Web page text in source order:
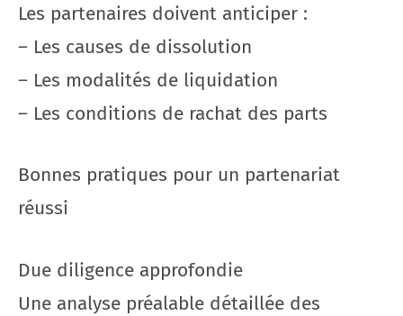
Les partenaires doivent anticiper :
– Les causes de dissolution
– Les modalités de liquidation
– Les conditions de rachat des parts
Bonnes pratiques pour un partenariat
réussi
Due diligence approfondie
Une analyse préalable détaillée des